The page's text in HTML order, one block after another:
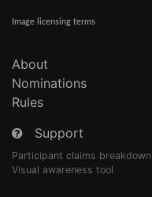
Image licensing terms
About
Nominations
Rules
Support
Participant claims breakdown
Visual awareness tool